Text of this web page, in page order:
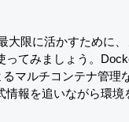
大限に活かすために
ってみましょう。
マルチコンテナ管理
情報を追いながら環境